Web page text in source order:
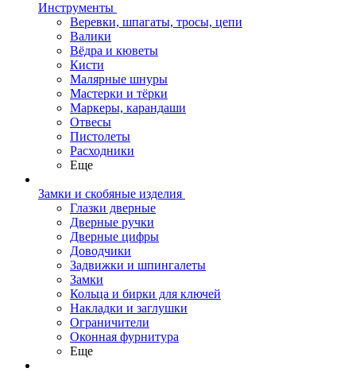
Инструменты
Веревки, шпагаты, тросы, цепи
Валики
Вёдра и кюветы
Кисти
Малярные шнуры
Мастерки и тёрки
Маркеры, карандаши
Отвесы
Пистолеты
Расходники
Еще
Замки и скобяные изделия
Глазки дверные
Дверные ручки
Дверные цифры
Доводчики
Задвижки и шпингалеты
Замки
Кольца и бирки для ключей
Накладки и заглушки
Ограничители
Оконная фурнитура
Еще